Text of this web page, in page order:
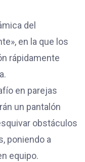
del
en la que los
rápidamente
en parejas
un pantalón
obstáculos
poniendo a
equipo.